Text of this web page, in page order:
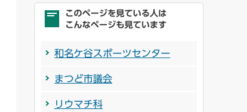
このページを見ている人は
こんなページも見ています
和名ケ谷スポーツセンター
まつど市議会
リウマチ科